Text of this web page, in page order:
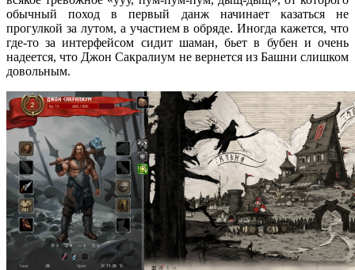
обычный поход в первый данж начинает казаться не
прогулкой за лутом, а участием в обряде. Иногда кажется, что
где-то за интерфейсом сидит шаман, бьет в бубен и очень
надеется, что Джон Сакралиум не вернется из Башни слишком
довольным.